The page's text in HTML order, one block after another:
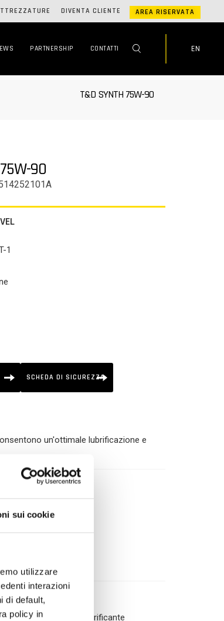
sui cookie
utilizzare
interazioni
di default,
policy in
DIVENTA CLIENTE AREA RISERVATA
PARTNERSHIP CONTATTI EN
T&D SYNTH 75W-90
90
1
SCHEDA DI SICUREZZA
un'ottimale lubrificazione e
protezione: un film lubrificante